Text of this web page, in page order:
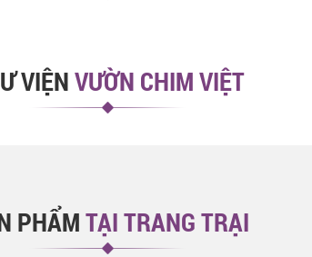
VIỆNVƯỜN CHIM VIỆT
PHẨMTẠI TRANG TRẠI